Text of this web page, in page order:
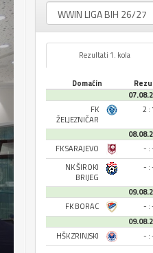
Rezultati 1. kola
Domaćin
FK
ŽELJEZNIČAR
2 :
FK SARAJEVO
- :
NK ŠIROKI
BRIJEG
- :
FK BORAC
- :
HŠK ZRINJSKI
- :